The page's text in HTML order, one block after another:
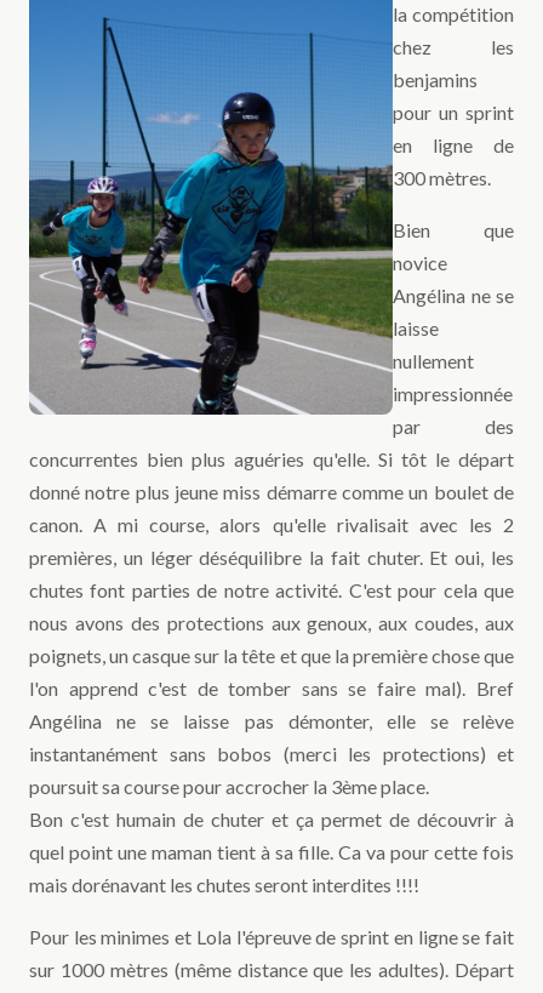
la compétition
chez les
benjamins
pour un sprint
en ligne de
300 mètres.
Bien que
novice
Angélina ne se
laisse
nullement
impressionnée
par des
concurrentes bien plus aguéries qu'elle. Si tôt le départ
donné notre plus jeune miss démarre comme un boulet de
canon. A mi course, alors qu'elle rivalisait avec les 2
premières, un léger déséquilibre la fait chuter. Et oui, les
chutes font parties de notre activité. C'est pour cela que
nous avons des protections aux genoux, aux coudes, aux
poignets, un casque sur la tête et que la première chose que
l'on apprend c'est de tomber sans se faire mal). Bref
Angélina ne se laisse pas démonter, elle se relève
instantanément sans bobos (merci les protections) et
poursuit sa course pour accrocher la 3ème place.
Bon c'est humain de chuter et ça permet de découvrir à
quel point une maman tient à sa fille. Ca va pour cette fois
mais dorénavant les chutes seront interdites !!!!
Pour les minimes et Lola l'épreuve de sprint en ligne se fait
sur 1000 mètres (même distance que les adultes). Départ